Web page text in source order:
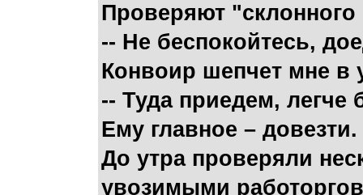
Проверяют
-- Не беспокойтесь,
Конвоир шепчет мне в
-- Туда приедем, легче
Ему главное – довезти.
До утра проверяли
увозимыми